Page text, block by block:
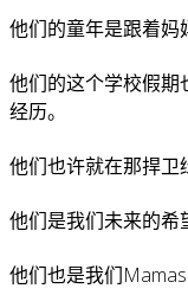
他们的童年是跟着妈
他们的这个学校假期
经历。
他们也许就在那捍卫
他们是我们未来的希
他们也是我们Mamas